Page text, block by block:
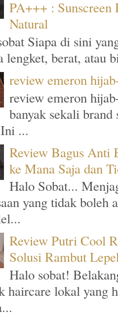
PA+++ :
Natural
Siapa di sini
lengket, berat, atau
review emeron
review emeron
banyak sekali
...
Review Bagus Anti
ke Mana Saja dan
Halo Sobat...
yang tidak boleh
Review Putri Cool
Solusi Rambut
Halo sobat!
haircare lokal yang